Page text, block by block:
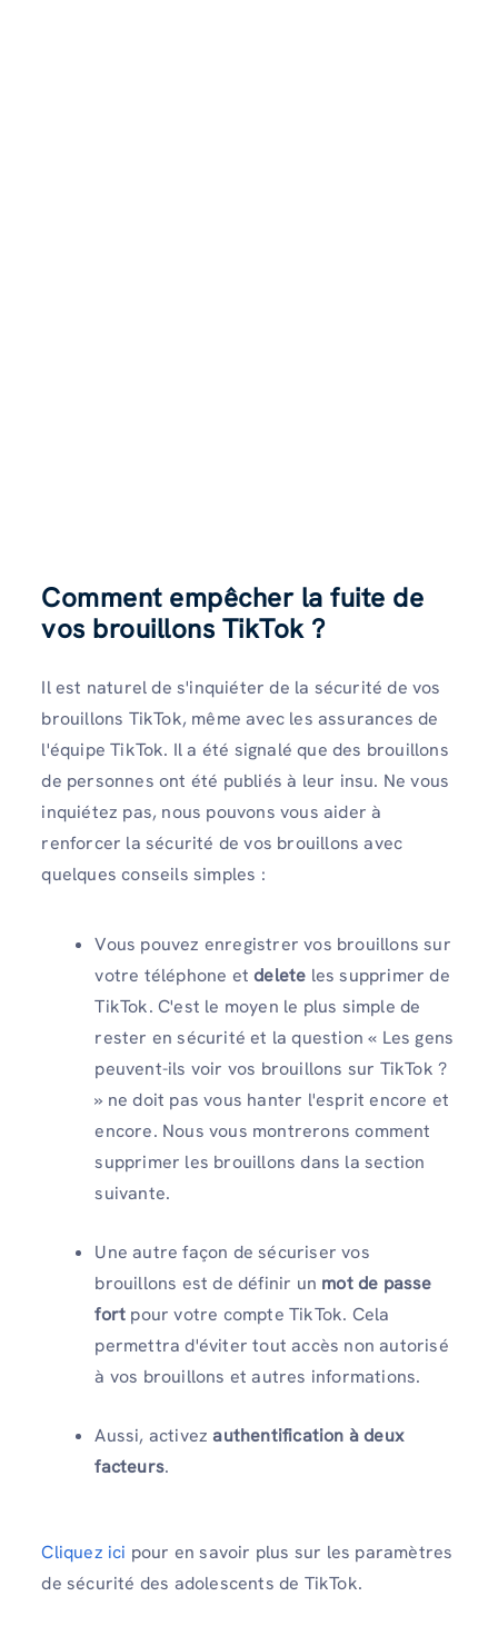
Comment empêcher la fuite de
vos brouillons TikTok ?
Il est naturel de s'inquiéter de la sécurité de vos
brouillons TikTok, même avec les assurances de
l'équipe TikTok. Il a été signalé que des brouillons
de personnes ont été publiés à leur insu. Ne vous
inquiétez pas, nous pouvons vous aider à
renforcer la sécurité de vos brouillons avec
quelques conseils simples :
Vous pouvez enregistrer vos brouillons sur
votre téléphone etdelete les supprimer de
TikTok. C'est le moyen le plus simple de
rester en sécurité et la question « Les gens
peuvent-ils voir vos brouillons sur TikTok ?
» ne doit pas vous hanter l'esprit encore et
encore. Nous vous montrerons comment
supprimer les brouillons dans la section
suivante.
Une autre façon de sécuriser vos
brouillons est de définir un mot de passe
fort pour votre compte TikTok. Cela
permettra d'éviter tout accès non autorisé
à vos brouillons et autres informations.
Aussi, activezauthentification à deux
facteurs.
Cliquez ici pour en savoir plus sur les paramètres
de sécurité des adolescents de TikTok.